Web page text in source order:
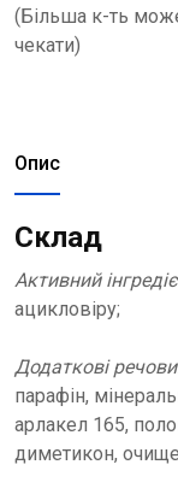
(Більша к-ть
чекати)
Опис
Склад
Активний
ацикловіру;
Додаткові
парафін,
арлакел 165,
диметикон,